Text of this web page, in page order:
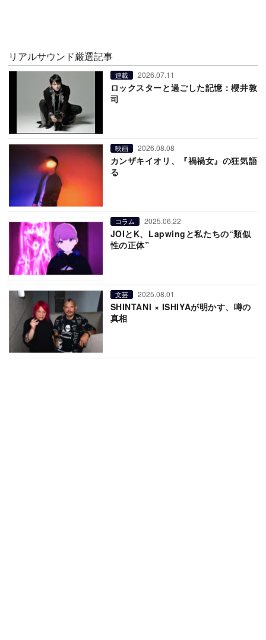
リアルサウンド厳選記事
連載 2026.07.11
ロックスターと過ごした記憶：櫻井敦
司
映画 2026.08.08
カンザキイオリ、『禍禍女』の狂気語
る
コラム 2025.06.22
JOIとK、Lapwingと私たちの“類似
性の正体”
文芸 2025.08.01
SHINTANI × ISHIYAが明かす、噂の
真相